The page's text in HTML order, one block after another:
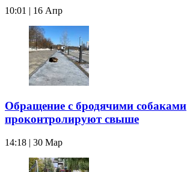
10:01 | 16 Апр
Обращение с бродячими собаками
проконтролируют свыше
14:18 | 30 Мар